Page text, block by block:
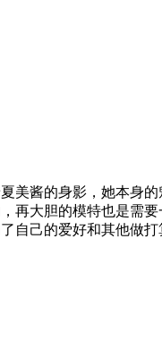
美酱的身影，她本身
再大胆的模特也是需
自己的爱好和其他做打